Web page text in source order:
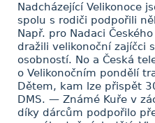
Nadcházející Velikonoce
spolu s rodiči podpořili
Např. pro Nadaci
dražili velikonoční zajíčci
osobností. No a Česká
o Velikonočním pondělí
Dětem, kam lze přispět
DMS. — Známé Kuře v
díky dárcům podpořilo